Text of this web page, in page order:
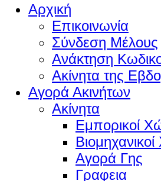
Αρχική
Επικοινωνία
Σύνδεση Μέλους
Ανάκτηση
Ακίνητα της
Αγορά Ακινήτων
Ακίνητα
Εμπορικοί
Αγορά Γης
Γραφεια